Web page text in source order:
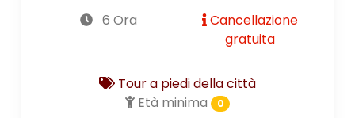
6 Ora
Cancellazione
gratuita
Tour a piedi della città
Età minima
0